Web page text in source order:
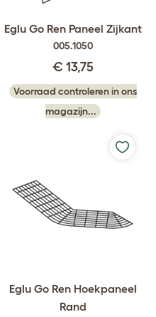
Eglu Go Ren Paneel Zijkant
005.1050
€ 13,75
Voorraad controleren in ons
magazijn...
Eglu Go Ren Hoekpaneel
Rand